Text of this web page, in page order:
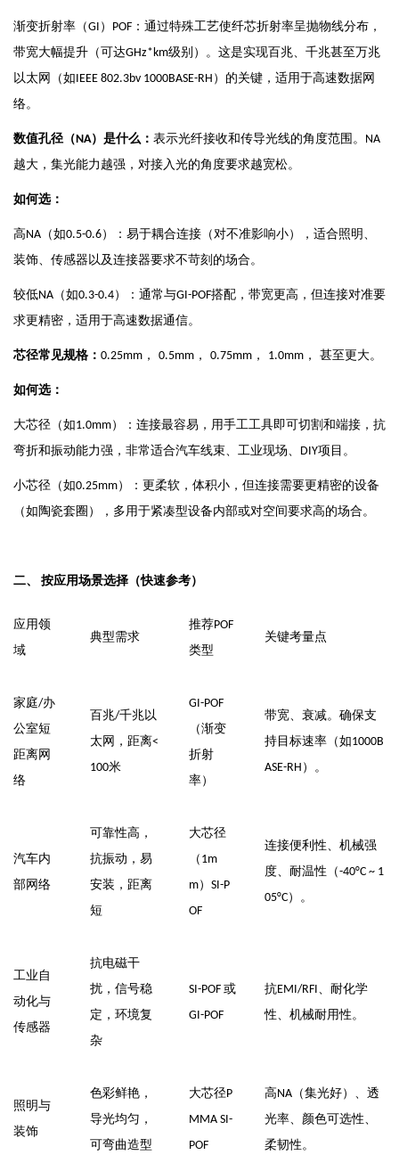
渐变折射率（GI ） POF ：通过特殊工艺使纤芯折射率呈抛物线分布，
带宽大幅提升（可达GHz*km级别）。这是实现百兆、千兆甚至万兆
以太网（如 IEEE 802.3bv 1000BASE-RH ）的关键，适用于高速数据网
络。
数值孔径（ NA）是什么： 表示光纤接收和传导光线的角度范围。
NA
越大，集光能力越强，对接入光的角度要求越宽松。
如何选：
高 NA （如0.5-0.6）：易于耦合连接（对不准影响小），适合照明、
装饰、传感器以及连接器要求不苛刻的场合。
较低NA （如0.3-0.4）：通常与GI-POF搭配，带宽更高，但连接对准要
求更精密，适用于高速数据通信。
芯径常见规格： 0.25mm ， 0.5mm ， 0.75mm ， 1.0mm ， 甚至更大。
如何选：
大芯径（如1.0mm）：连接最容易，用手工工具即可切割和端接，抗
弯折和振动能力强，非常适合汽车线束、工业现场、
DIY项目。
小芯径（如0.25mm）：更柔软，体积小，但连接需要更精密的设备
（如陶瓷套圈），多用于紧凑型设备内部或对空间要求高的场合。
二、 按应用场景选择（快速参考）
应用领
域
典型需求
推荐POF
类型
关键考量点
家庭/办
公室短
距离网
络
百兆/千兆以
太网，距离<
100米
GI-POF
（渐变
折射
率）
带宽、衰减。确保支
持目标速率（如1000B
ASE-RH ）。
汽车内
部网络
可靠性高，
抗振动，易
安装，距离
短
大芯径
（ 1m
m） SI-P
OF
连接便利性、机械强
度、耐温性（-40°C ~ 1
05°C）。
工业自
动化与
传感器
抗电磁干
扰，信号稳
定，环境复
杂
SI-POF 或
GI-POF
抗EMI/RFI
、耐化学
性、机械耐用性。
照明与
装饰
色彩鲜艳，
导光均匀，
可弯曲造型
大芯径 P
MMA SI-
POF
高 NA （集光好）、透
光率、颜色可选性、
柔韧性。